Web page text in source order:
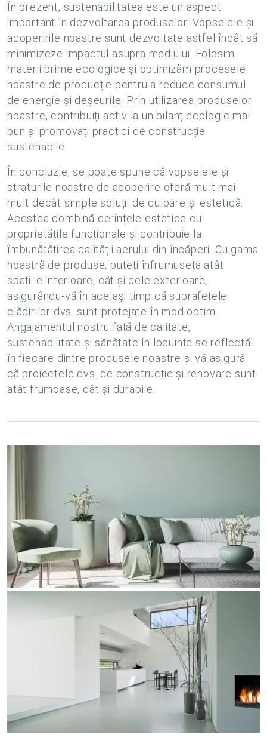
În prezent, sustenabilitatea este un aspect
important în dezvoltarea produselor. Vopselele și
acoperirile noastre sunt dezvoltate astfel încât să
minimizeze impactul asupra mediului. Folosim
materii prime ecologice și optimizăm procesele
noastre de producție pentru a reduce consumul
de energie și deșeurile. Prin utilizarea produselor
noastre, contribuiți activ la un bilanț ecologic mai
bun și promovați practici de construcție
sustenabile.
În concluzie, se poate spune că vopselele și
straturile noastre de acoperire oferă mult mai
mult decât simple soluții de culoare și estetică.
Acestea combină cerințele estetice cu
proprietățile funcționale și contribuie la
îmbunătățirea calității aerului din încăperi. Cu gama
noastră de produse, puteți înfrumuseța atât
spațiile interioare, cât și cele exterioare,
asigurându-vă în același timp că suprafețele
clădirilor dvs. sunt protejate în mod optim.
Angajamentul nostru față de calitate,
sustenabilitate și sănătate în locuințe se reflectă
în fiecare dintre produsele noastre și vă asigură
că proiectele dvs. de construcție și renovare sunt
atât frumoase, cât și durabile.